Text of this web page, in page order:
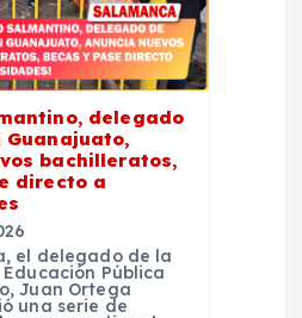
delegado
Guanajuato,
bachilleratos,
directo a
el delegado de la
Pública
Juan Ortega
una serie de